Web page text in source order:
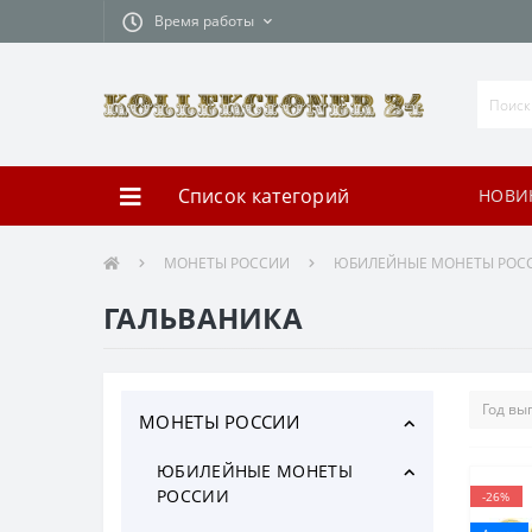
Время работы
Список категорий
МОНЕТЫ РОССИИ ЮБИЛЕЙНЫЕ МОНЕТЫ
ГАЛЬВАНИКА
МОНЕТЫ РОССИИ
ЮБИЛЕЙНЫЕ МОНЕТЫ
РОССИИ
-26%